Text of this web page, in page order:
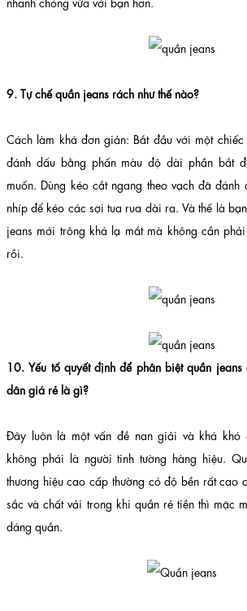
9. Tự chế quần jeans rách như thế nào?
Cách làm khá đơn giản: Bắt đầu với một
đánh dấu bằng phấn màu độ dài phần bắt
muốn. Dùng kéo cắt ngang theo vạch đã
nhíp để kéo các sợi tua rua dài ra. Và thế là
jeans mới trông khá lạ mắt mà không cần
rồi.
10. Yếu tố quyết định để phân biệt quần
dân giá rẻ là gì?
Đây luôn là một vấn đề nan giải và khá khó
không phái là người tinh tường hàng hiệu.
thương hiệu cao cấp thường có độ bền rất cao
sắc và chất vải trong khi quần rẻ tiền thì mặc
dáng quần.